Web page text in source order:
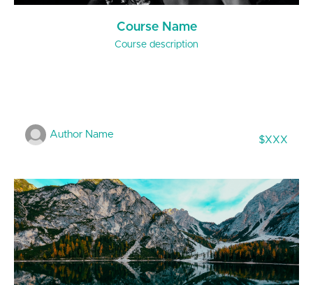
Course Name
Course description
Author Name
$XXX